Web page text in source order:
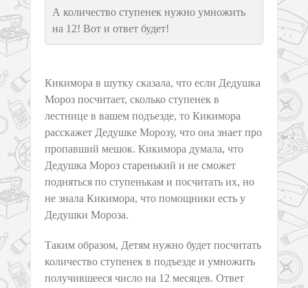
А количество ступенек нужно умножить
на 12! Вот и ответ будет!
Кикимора в шутку сказала, что если Дедушка
Мороз посчитает, сколько ступенек в
лестнице в вашем подъезде, то Кикимора
расскажет Дедушке Морозу, что она знает про
пропавший мешок. Кикимора думала, что
Дедушка Мороз старенький и не сможет
подняться по ступенькам и посчитать их, но
не знала Кикимора, что помощники есть у
Дедушки Мороза.
Таким образом, Детям нужно будет посчитать
количество ступенек в подъезде и умножить
получившееся число на 12 месяцев. Ответ